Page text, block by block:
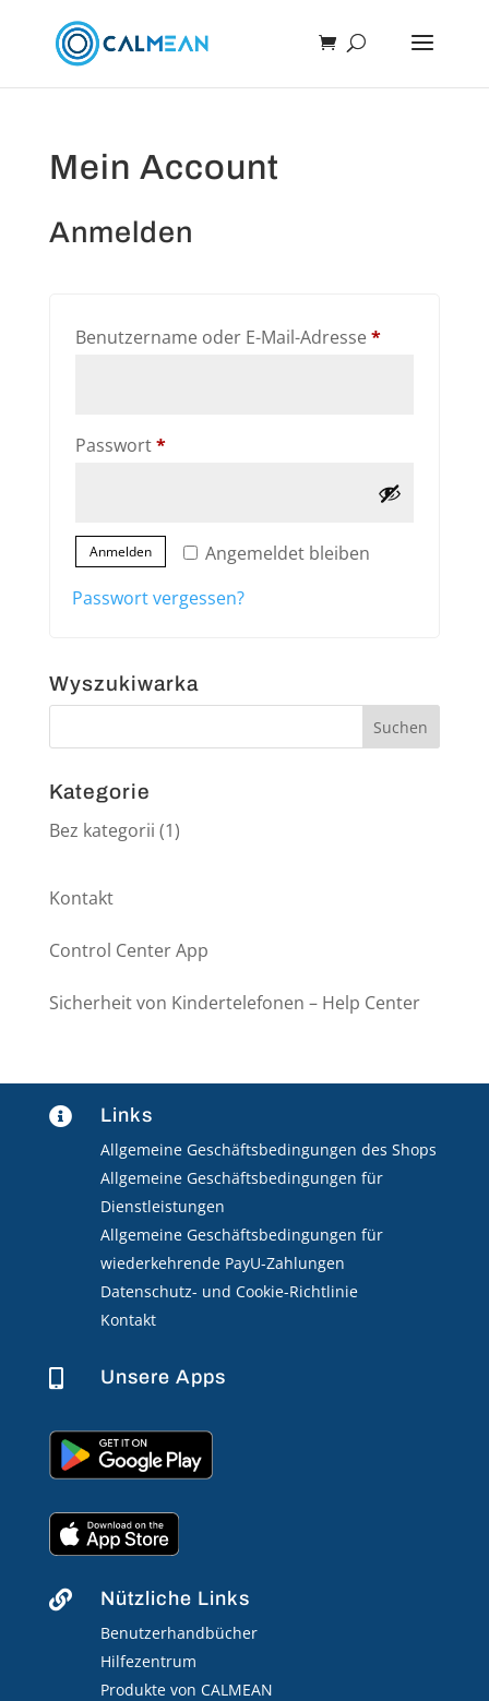
Mein Account
Anmelden
Benutzername oder E-Mail-Adresse*Erforderlich
Passwort*Erforderlich
Angemeldet bleiben
Anmelden
Passwort vergessen?
Wyszukiwarka
Kategorie
Bez kategorii (1)
Kontakt
Control Center App
Sicherheit von Kindertelefonen – Help Center
 Links
Allgemeine Geschäftsbedingungen des Shops
Allgemeine Geschäftsbedingungen für
Dienstleistungen
Allgemeine Geschäftsbedingungen für
wiederkehrende PayU-Zahlungen
Datenschutz- und Cookie-Richtlinie
Kontakt
 Unsere Apps
 Nützliche Links
Benutzerhandbücher
Hilfezentrum
Produkte von CALMEAN